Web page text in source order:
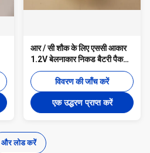
आर / सी शौक के लिए एससी आकार
1.2V बेलनाकार निकड बैटरी पैक
2000mAh
विवरण की जाँच करें
एक उद्धरण प्राप्त करें
और लोड करें